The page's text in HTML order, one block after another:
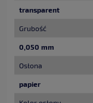
transparent
Grubość
0,050 mm
Osłona
papier